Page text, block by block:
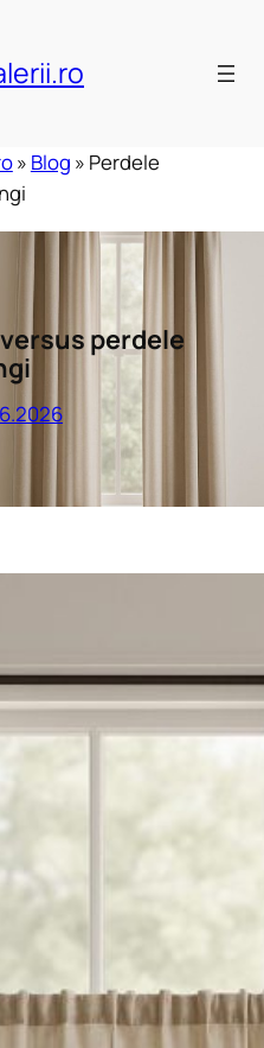
» Blog » Perdele
perdele